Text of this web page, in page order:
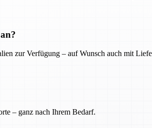
zur Verfügung – auf Wunsch auch mit
– ganz nach Ihrem Bedarf.